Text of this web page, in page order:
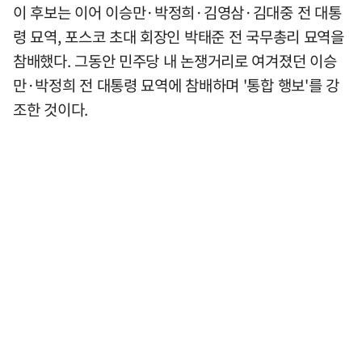
이 후보는 이어 이승만·박정희·김영삼·김대중 전 대통
령 묘역, 포스코 초대 회장인 박태준 전 국무총리 묘역을
참배했다. 그동안 민주당 내 논쟁거리로 여겨졌던 이승
만·박정희 전 대통령 묘역에 참배하며 '통합 행보'를 강
조한 것이다.